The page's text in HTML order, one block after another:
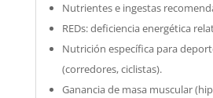
Nutrientes e ingestas
REDs: deficiencia energética
Nutrición específica para
(corredores, ciclistas).
Ganancia de masa muscular